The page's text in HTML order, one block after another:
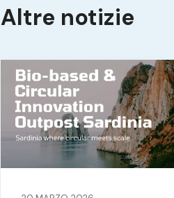
Altre notizie